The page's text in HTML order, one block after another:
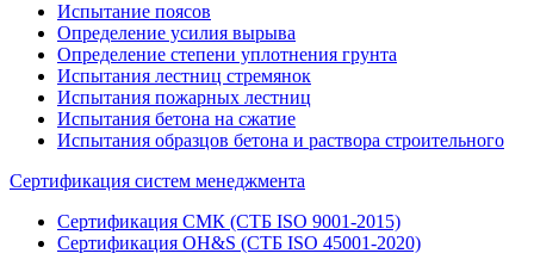
Испытание поясов
Определение усилия вырыва
Определение степени уплотнения грунта
Испытания лестниц стремянок
Испытания пожарных лестниц
Испытания бетона на сжатие
Испытания образцов бетона и раствора строительного
Сертификация систем менеджмента
Сертификация СМК (СТБ ISO 9001-2015)
Сертификация OH&S (СТБ ISO 45001-2020)